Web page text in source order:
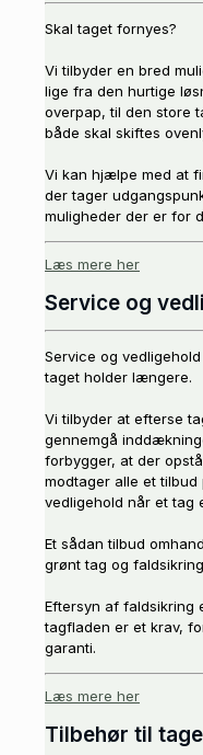
Skal taget fornyes?
Vi tilbyder en bred
lige fra den hurtige
overpap, til den store
både skal skiftes
Vi kan hjælpe med at
der tager
muligheder der er for
Læs mere her
Service og
Service og
taget holder længere.
Vi tilbyder at efterse
gennemgå
forbygger, at der
modtager alle et tilbud
vedligehold når et tag
Et sådan tilbud
grønt tag og
Eftersyn af faldsikring
tagfladen er et krav,
garanti.
Læs mere her
Tilbehør til